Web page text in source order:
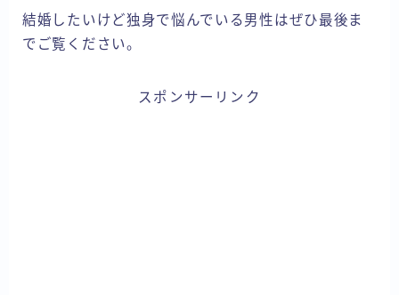
結婚したいけど独身で悩んでいる男性はぜひ最後ま
でご覧ください。
スポンサーリンク